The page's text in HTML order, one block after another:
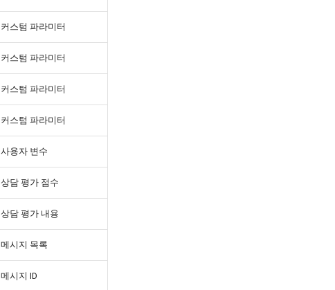
커스텀 파라미터
커스텀 파라미터
커스텀 파라미터
커스텀 파라미터
사용자 변수
상담 평가 점수
상담 평가 내용
메시지 목록
메시지 ID